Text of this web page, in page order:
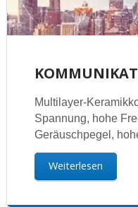
Multilayer-
Spannung, hohe
Geräuschpegel,
Weiterlesen